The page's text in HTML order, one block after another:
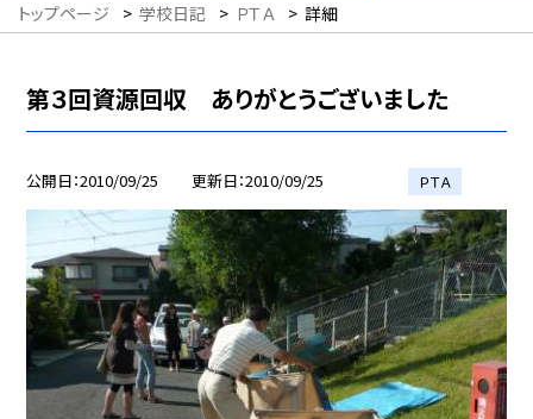
トップページ > 学校日記 > ＰＴＡ > 詳細
第３回資源回収 ありがとうございました
公開日 2010/09/25 更新日 2010/09/25 ＰＴＡ